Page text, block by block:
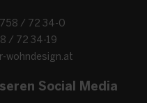
/ 72 34-0
/ 72 34-19
wohndesign.at
Social Media